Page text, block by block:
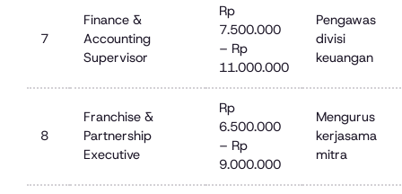
7
Finance &
Accounting
Supervisor
Rp
7.500.000
– Rp
11.000.000
Pengawas
divisi
keuangan
8
Franchise &
Partnership
Executive
Rp
6.500.000
– Rp
9.000.000
Mengurus
kerjasama
mitra